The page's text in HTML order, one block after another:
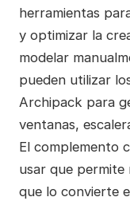
herramientas
y optimizar la
modelar
pueden utilizar
Archipack para
ventanas,
El complemento
usar que permite
que lo convierte